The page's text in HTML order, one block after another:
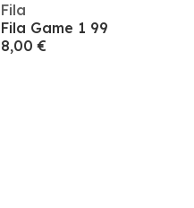
Fila
Fila Game 1 99
8,00 €